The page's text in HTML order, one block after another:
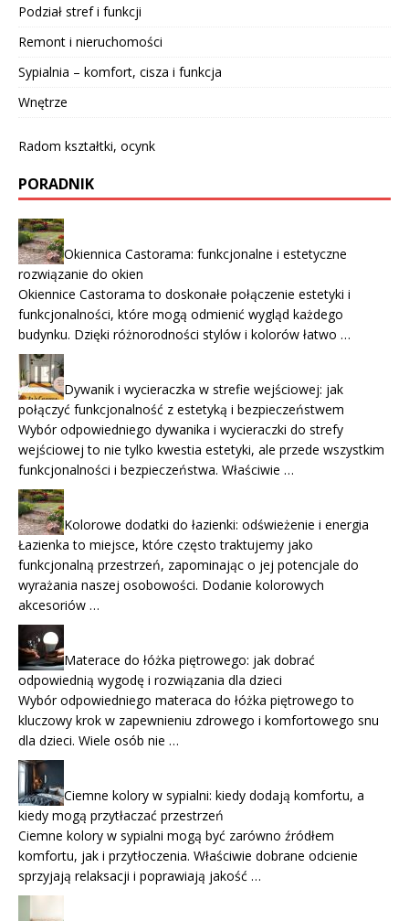
Podział stref i funkcji
Remont i nieruchomości
Sypialnia – komfort, cisza i funkcja
Wnętrze
Radom kształtki, ocynk
PORADNIK
Okiennica Castorama: funkcjonalne i estetyczne
rozwiązanie do okien
Okiennice Castorama to doskonałe połączenie estetyki i
funkcjonalności, które mogą odmienić wygląd każdego
budynku. Dzięki różnorodności stylów i kolorów łatwo …
Dywanik i wycieraczka w strefie wejściowej: jak
połączyć funkcjonalność z estetyką i bezpieczeństwem
Wybór odpowiedniego dywanika i wycieraczki do strefy
wejściowej to nie tylko kwestia estetyki, ale przede wszystkim
funkcjonalności i bezpieczeństwa. Właściwie …
Kolorowe dodatki do łazienki: odświeżenie i energia
Łazienka to miejsce, które często traktujemy jako
funkcjonalną przestrzeń, zapominając o jej potencjale do
wyrażania naszej osobowości. Dodanie kolorowych
akcesoriów …
Materace do łóżka piętrowego: jak dobrać
odpowiednią wygodę i rozwiązania dla dzieci
Wybór odpowiedniego materaca do łóżka piętrowego to
kluczowy krok w zapewnieniu zdrowego i komfortowego snu
dla dzieci. Wiele osób nie …
Ciemne kolory w sypialni: kiedy dodają komfortu, a
kiedy mogą przytłaczać przestrzeń
Ciemne kolory w sypialni mogą być zarówno źródłem
komfortu, jak i przytłoczenia. Właściwie dobrane odcienie
sprzyjają relaksacji i poprawiają jakość …